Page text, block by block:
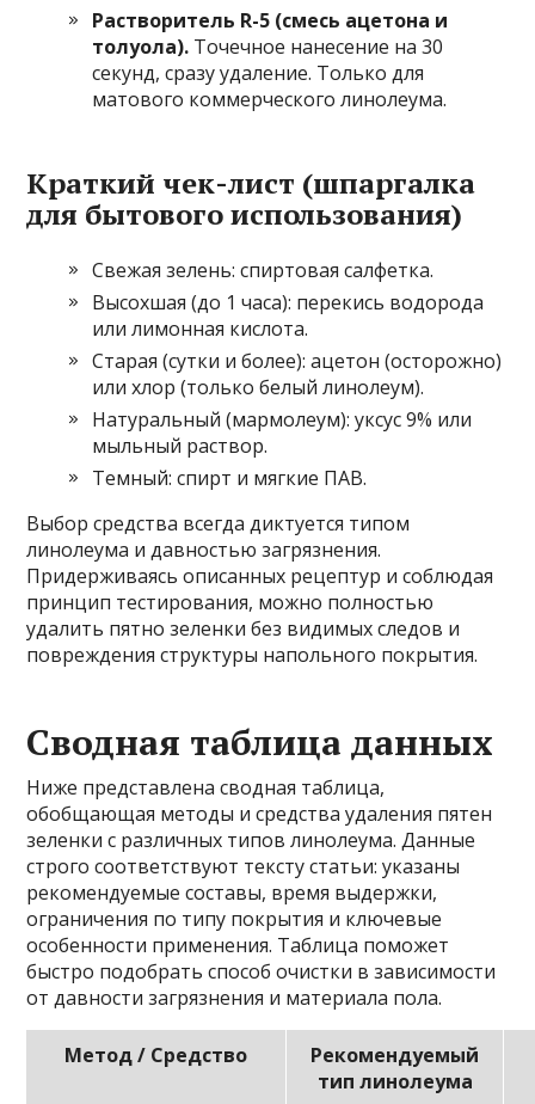
Растворитель R-5 (смесь ацетона и
толуола). Точечное нанесение на 30
секунд, сразу удаление. Только для
матового коммерческого линолеума.
Краткий чек-лист (шпаргалка
для бытового использования)
Свежая зелень: спиртовая салфетка.
Высохшая (до 1 часа): перекись водорода
или лимонная кислота.
Старая (сутки и более): ацетон (осторожно)
или хлор (только белый линолеум).
Натуральный (мармолеум): уксус 9% или
мыльный раствор.
Темный: спирт и мягкие ПАВ.
Выбор средства всегда диктуется типом
линолеума и давностью загрязнения.
Придерживаясь описанных рецептур и соблюдая
принцип тестирования, можно полностью
удалить пятно зеленки без видимых следов и
повреждения структуры напольного покрытия.
Сводная таблица данных
Ниже представлена сводная таблица,
обобщающая методы и средства удаления пятен
зеленки с различных типов линолеума. Данные
строго соответствуют тексту статьи: указаны
рекомендуемые составы, время выдержки,
ограничения по типу покрытия и ключевые
особенности применения. Таблица поможет
быстро подобрать способ очистки в зависимости
от давности загрязнения и материала пола.
Метод / Средство
Рекомендуемый
тип линолеума